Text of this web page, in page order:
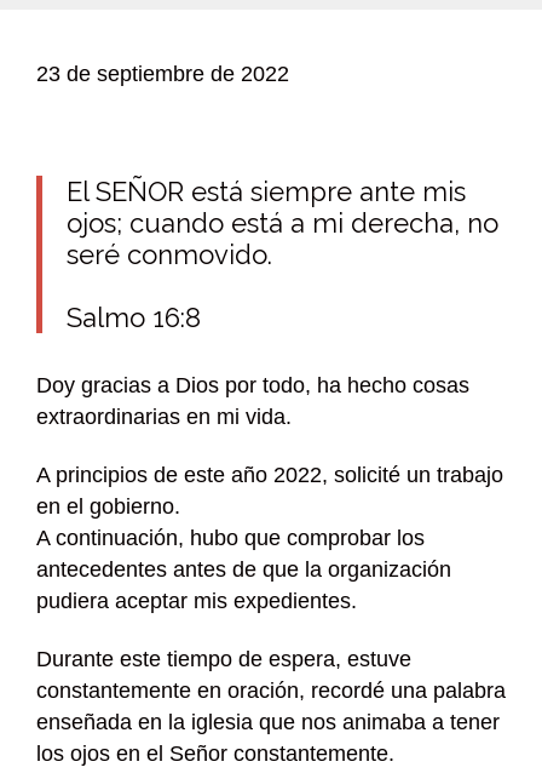
23 de septiembre de 2022
El SEÑOR está siempre ante mis
ojos; cuando está a mi derecha, no
seré conmovido.
Salmo 16:8
Doy gracias a Dios por todo, ha hecho cosas
extraordinarias en mi vida.
A principios de este año 2022, solicité un trabajo
en el gobierno.
A continuación, hubo que comprobar los
antecedentes antes de que la organización
pudiera aceptar mis expedientes.
Durante este tiempo de espera, estuve
constantemente en oración, recordé una palabra
enseñada en la iglesia que nos animaba a tener
los ojos en el Señor constantemente.